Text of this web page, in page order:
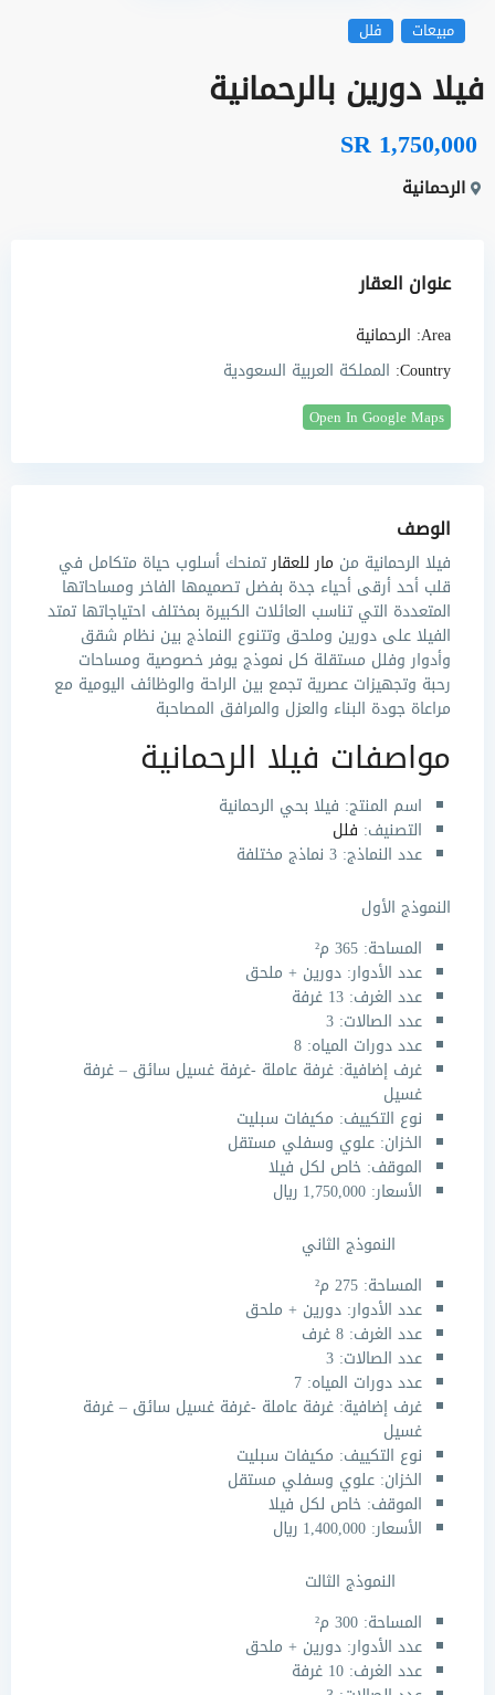
مبيعات فلل
فيلا دورين بالرحمانية
SR 1,750,000
الرحمانية
عنوان العقار
Area: الرحمانية
Country: المملكة العربية السعودية
Open In Google Maps
الوصف
فيلا الرحمانية من مار للعقارتمنحك أسلوب حياة متكامل في
قلب أحد أرقى أحياء جدة بفضل تصميمها الفاخر ومساحاتها
المتعددة التي تناسب العائلات الكبيرة بمختلف احتياجاتها تمتد
الفيلا على دورين وملحق وتتنوع النماذج بين نظام شقق
وأدوار وفلل مستقلة كل نموذج يوفر خصوصية ومساحات
رحبة وتجهيزات عصرية تجمع بين الراحة والوظائف اليومية مع
مراعاة جودة البناء والعزل والمرافق المصاحبة
مواصفات فيلا الرحمانية
اسم المنتج: فيلا بحي الرحمانية
التصنيف: فلل
عدد النماذج: 3 نماذج مختلفة
النموذج الأول
المساحة: 365 م²
عدد الأدوار: دورين + ملحق
عدد الغرف: 13 غرفة
عدد الصالات: 3
عدد دورات المياه: 8
غرف إضافية: غرفة عاملة -غرفة غسيل سائق – غرفة
غسيل
نوع التكييف: مكيفات سبليت
الخزان: علوي وسفلي مستقل
الموقف: خاص لكل فيلا
الأسعار: 1,750,000 ريال
النموذج الثاني
المساحة: 275 م²
عدد الأدوار: دورين + ملحق
عدد الغرف: 8 غرف
عدد الصالات: 3
عدد دورات المياه: 7
غرف إضافية: غرفة عاملة -غرفة غسيل سائق – غرفة
غسيل
نوع التكييف: مكيفات سبليت
الخزان: علوي وسفلي مستقل
الموقف: خاص لكل فيلا
الأسعار: 1,400,000 ريال
النموذج الثالت
المساحة: 300 م²
عدد الأدوار: دورين + ملحق
عدد الغرف: 10 غرفة